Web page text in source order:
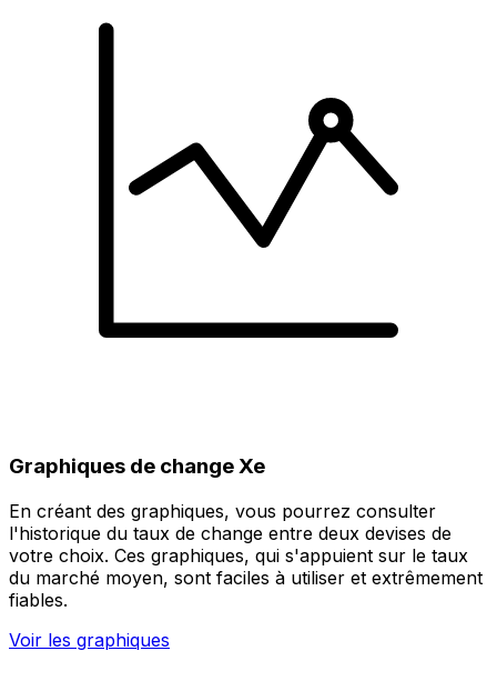
Graphiques de change Xe
En créant des graphiques, vous pourrez consulter
l'historique du taux de change entre deux devises de
votre choix. Ces graphiques, qui s'appuient sur le taux
du marché moyen, sont faciles à utiliser et extrêmement
fiables.
Voir les graphiques